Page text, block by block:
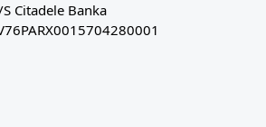
Citadele Banka